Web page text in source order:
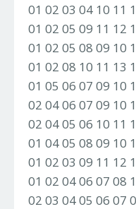
01 02 03 04 10 11
01 02 05 09 11 12
01 02 05 08 09 10
01 02 08 10 11 13
01 05 06 07 09 10
02 04 06 07 09 10
02 04 05 06 10 11
01 04 05 08 09 10
01 02 03 09 11 12
01 02 04 06 07 08
02 03 04 05 06 07